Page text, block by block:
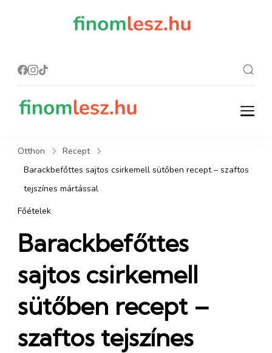
finomlesz.hu
Recept, ami finom lesz.
Otthon
Recept
Barackbefőttes sajtos csirkemell sütőben recept – szaftos
tejszínes mártással
Főételek
Barackbefőttes
sajtos csirkemell
sütőben recept –
szaftos tejszínes